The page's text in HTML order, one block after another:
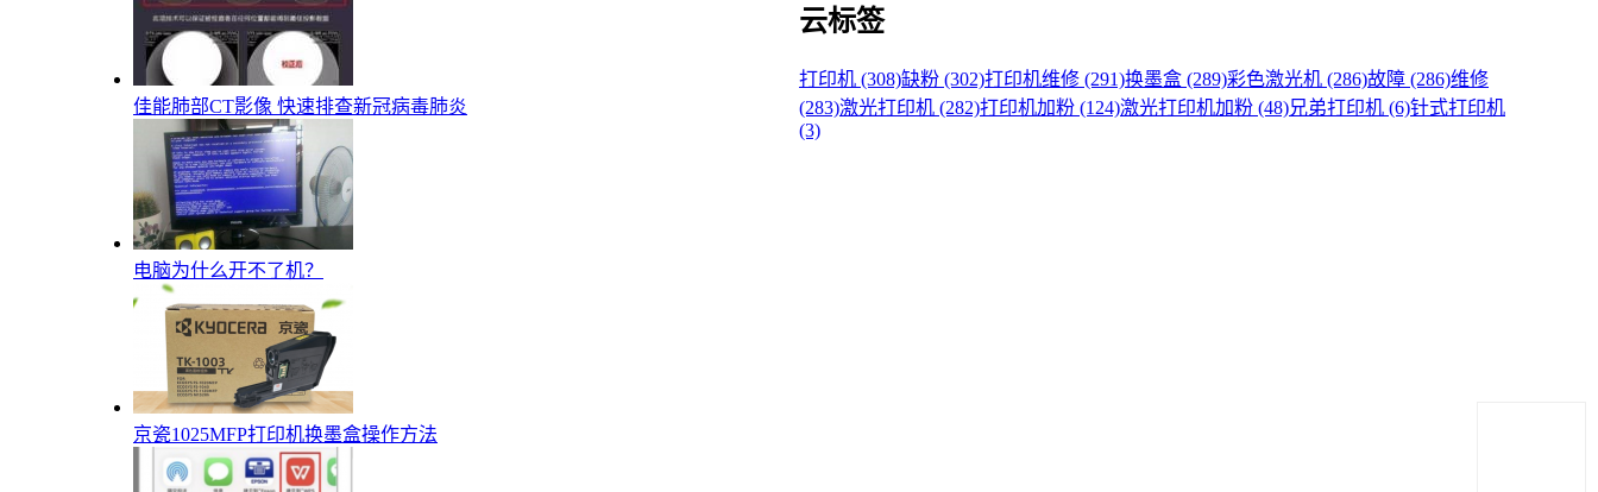
佳能肺部CT影像 快速排查新冠病毒肺炎
电脑为什么开不了机？
京瓷1025MFP打印机换墨盒操作方法
云标签
打印机 (308)缺粉 (302)打印机维修 (291)换墨盒 (289)彩色激光机 (286)故障 (286)维修
(283)激光打印机 (282)打印机加粉 (124)激光打印机加粉 (48)兄弟打印机 (6)针式打印机
(3)